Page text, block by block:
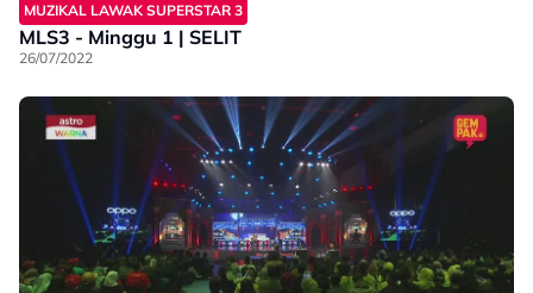
MUZIKAL LAWAK SUPERSTAR 3
MLS3 - Minggu 1 | SELIT
26/07/2022